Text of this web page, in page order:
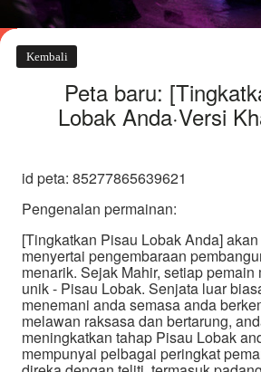
Peta baru:
Lobak Anda·Versi
id peta: 85277865639621
Pengenalan permainan:
[Tingkatkan Pisau Lobak Anda]
menyertai pengembaraan
menarik. Sejak Mahir, setiap
unik - Pisau Lobak. Senjata luar
menemani anda semasa anda
melawan raksasa dan bertarung,
meningkatkan tahap Pisau Lobak
mempunyai pelbagai peringkat
Kembali